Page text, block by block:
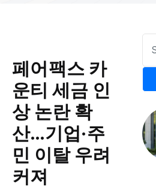
페어팩스 카
운티 세금 인
상 논란 확
산…기업·주
민 이탈 우려
커져